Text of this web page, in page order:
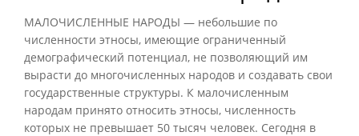
МАЛОЧИСЛЕННЫЕ НАРОДЫ — небольшие по
численности этносы, имеющие ограниченный
демографический потенциал, не позволяющий им
вырасти до многочисленных народов и создавать свои
государственные структуры. К малочисленным
народам принято относить этносы, численность
которых не превышает 50 тысяч человек. Сегодня в